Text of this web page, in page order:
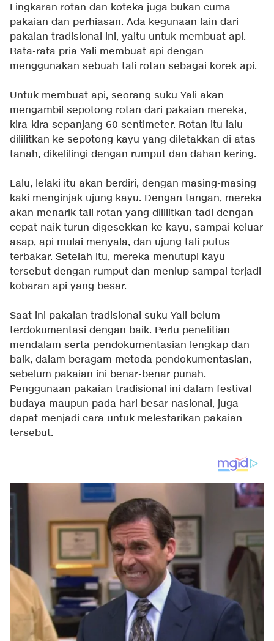
Lingkaran rotan dan koteka juga bukan cuma
pakaian dan perhiasan. Ada kegunaan lain dari
pakaian tradisional ini, yaitu untuk membuat api.
Rata-rata pria Yali membuat api dengan
menggunakan sebuah tali rotan sebagai korek api.
Untuk membuat api, seorang suku Yali akan
mengambil sepotong rotan dari pakaian mereka,
kira-kira sepanjang 60 sentimeter. Rotan itu lalu
dililitkan ke sepotong kayu yang diletakkan di atas
tanah, dikelilingi dengan rumput dan dahan kering.
Lalu, lelaki itu akan berdiri, dengan masing-masing
kaki menginjak ujung kayu. Dengan tangan, mereka
akan menarik tali rotan yang dililitkan tadi dengan
cepat naik turun digesekkan ke kayu, sampai keluar
asap, api mulai menyala, dan ujung tali putus
terbakar. Setelah itu, mereka menutupi kayu
tersebut dengan rumput dan meniup sampai terjadi
kobaran api yang besar.
Saat ini pakaian tradisional suku Yali belum
terdokumentasi dengan baik. Perlu penelitian
mendalam serta pendokumentasian lengkap dan
baik, dalam beragam metoda pendokumentasian,
sebelum pakaian ini benar-benar punah.
Penggunaan pakaian tradisional ini dalam festival
budaya maupun pada hari besar nasional, juga
dapat menjadi cara untuk melestarikan pakaian
tersebut.